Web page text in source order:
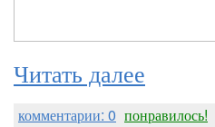
Читать далее
комментарии: 0 понравилось!